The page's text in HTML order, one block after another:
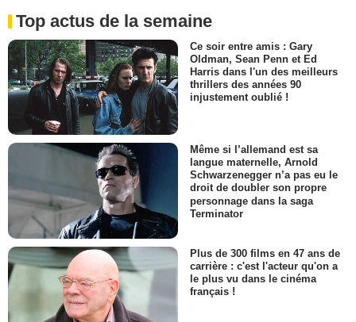
Top actus de la semaine
Ce soir entre amis : Gary
Oldman, Sean Penn et Ed
Harris dans l'un des meilleurs
thrillers des années 90
injustement oublié !
Même si l’allemand est sa
langue maternelle, Arnold
Schwarzenegger n’a pas eu le
droit de doubler son propre
personnage dans la saga
Terminator
Plus de 300 films en 47 ans de
carrière : c'est l'acteur qu'on a
le plus vu dans le cinéma
français !